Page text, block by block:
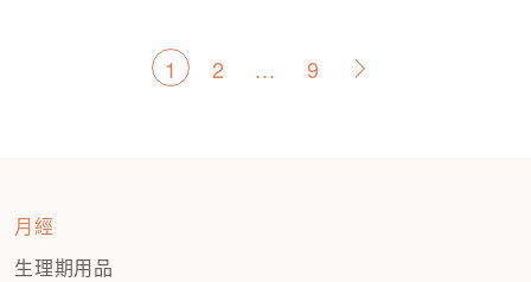
文
1 2 ... 9 >
月經
生理期用品